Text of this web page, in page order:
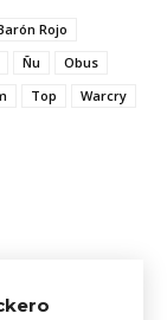
Rojo
Ñu
Obus
Top Warcry